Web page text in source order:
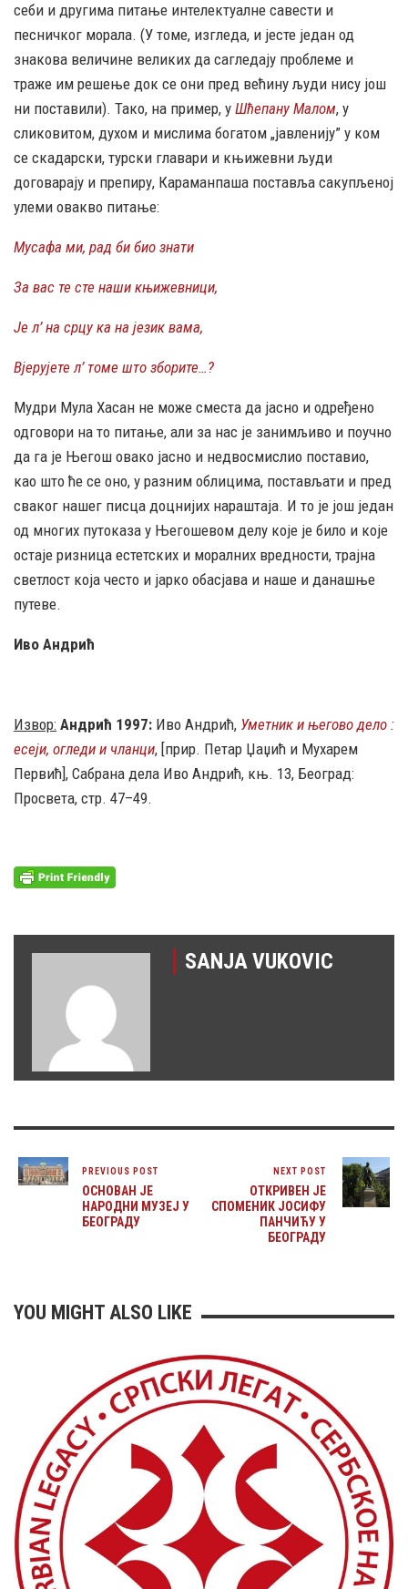
себи и другима питање интелектуалне савести и
песничког морала. (У томе, изгледа, и јесте један од
знакова величине великих да сагледају проблеме и
траже им решење док се они пред већину људи нису још
ни поставили). Тако, на пример, у Шћепану Малом, у
сликовитом, духом и мислима богатом „јавленију” у ком
се скадарски, турски главари и књижевни људи
договарају и препиру, Караманпаша поставља сакупљеној
улеми овакво питање:
Мусафа ми, рад би био знати
За вас те сте наши књижевници,
Је л’ на срцу ка на језик вама,
Вјерујете л’ томе што зборите…?
Мудри Мула Хасан не може сместа да јасно и одређено
одговори на то питање, али за нас је занимљиво и поучно
да га је Његош овако јасно и недвосмислио поставио,
као што ће се оно, у разним облицима, постављати и пред
сваког нашег писца доцнијих нараштаја. И то је још један
од многих путоказа у Његошевом делу које је било и које
остаје ризница естетских и моралних вредности, трајна
светлост која често и јарко обасјава и наше и данашње
путеве.
Иво Андрић
Извор: Андрић 1997: Иво Андрић, Уметник и његово дело :
есеји, огледи и чланци, [прир. Петар Џаџић и Мухарем
Первић], Сабрана дела Иво Андрић, књ. 13, Београд:
Просвета, стр. 47–49.
SANJA VUKOVIC
PREVIOUS POST
ОСНОВАН ЈЕ
НАРОДНИ МУЗЕЈ У
БЕОГРАДУ
NEXT POST
OТКРИВЕН JE
СПОМЕНИК ЈОСИФУ
ПАНЧИЋУ У
БЕОГРАДУ
YOU MIGHT ALSO LIKE